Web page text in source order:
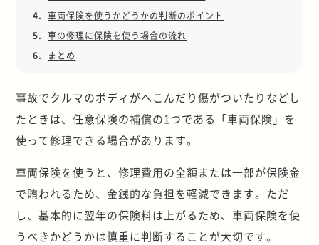
4.
車両保険を使うかどうかの判断のポイント
5.
車の修理に保険を使う場合の流れ
6.
まとめ
事故でクルマのボディがへこんだり傷がついたりなどし
たときは、任意保険の補償の1つである「車両保険」を
使って修理できる場合があります。
車両保険を使うと、修理費用の全額または一部が保険金
で賄われるため、金銭的な負担を軽減できます。ただ
し、基本的に翌年の保険料は上がるため、車両保険を使
うべきかどうかは慎重に判断することが大切です。